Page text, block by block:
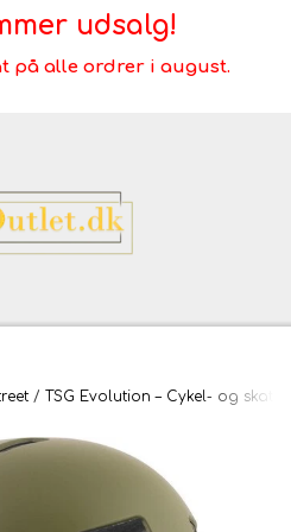
udsalg!
på alle ordrer i august.
TSG Evolution – Cykel- og